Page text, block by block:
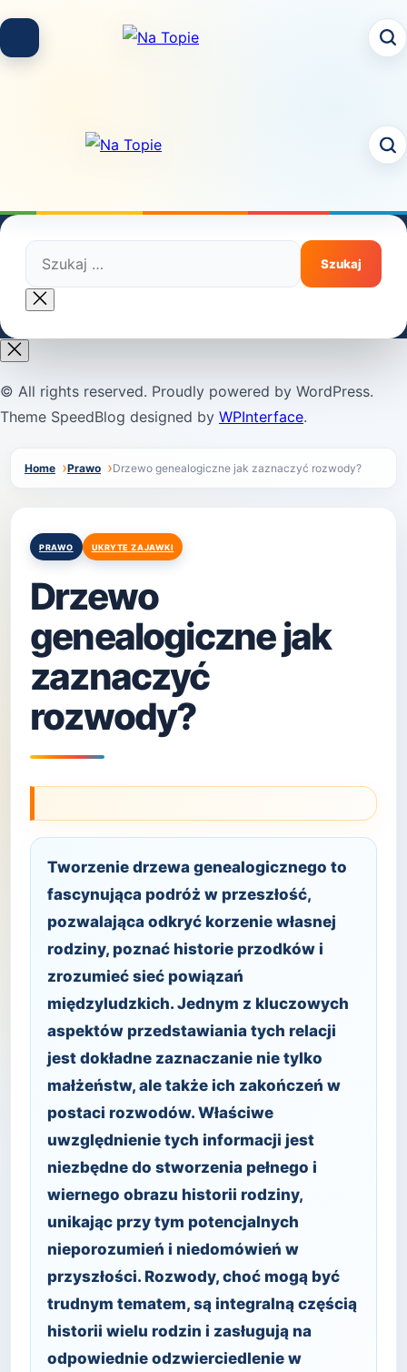
content
Szukaj:
Close
search
© All rights reserved. Proudly powered by WordPress.
Theme SpeedBlog designed by WPInterface.
Home Prawo Drzewo genealogiczne jak zaznaczyć rozwody?
Posted
PRAWO UKRYTE ZAJAWKI
Drzewo
genealogiczne jak
zaznaczyć
rozwody?
Tworzenie drzewa genealogicznego to
fascynująca podróż w przeszłość,
pozwalająca odkryć korzenie własnej
rodziny, poznać historie przodków i
zrozumieć sieć powiązań
międzyludzkich. Jednym z kluczowych
aspektów przedstawiania tych relacji
jest dokładne zaznaczanie nie tylko
małżeństw, ale także ich zakończeń w
postaci rozwodów. Właściwe
uwzględnienie tych informacji jest
niezbędne do stworzenia pełnego i
wiernego obrazu historii rodziny,
unikając przy tym potencjalnych
nieporozumień i niedomówień w
przyszłości. Rozwody, choć mogą być
trudnym tematem, są integralną częścią
historii wielu rodzin i zasługują na
odpowiednie odzwierciedlenie w